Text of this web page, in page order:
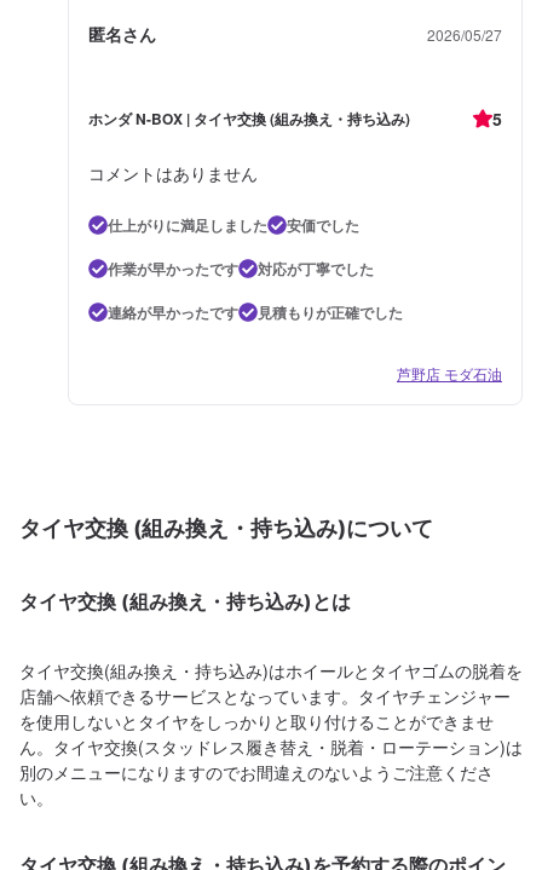
匿名さん 2026/05/27
ホンダ N-BOX | タイヤ交換 (組み換え・持ち込み) 5
コメントはありません
仕上がりに満足しました
安価でした
作業が早かったです
対応が丁寧でした
連絡が早かったです
見積もりが正確でした
芦野店 モダ石油
タイヤ交換 (組み換え・持ち込み)について
タイヤ交換 (組み換え・持ち込み)とは
タイヤ交換(組み換え・持ち込み)はホイールとタイヤゴムの脱着を
店舗へ依頼できるサービスとなっています。タイヤチェンジャー
を使用しないとタイヤをしっかりと取り付けることができませ
ん。タイヤ交換(スタッドレス履き替え・脱着・ローテーション)は
別のメニューになりますのでお間違えのないようご注意くださ
い。
タイヤ交換 (組み換え・持ち込み)を予約する際のポイン